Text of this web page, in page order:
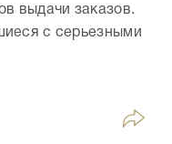
выдачи заказов.
с серьезными